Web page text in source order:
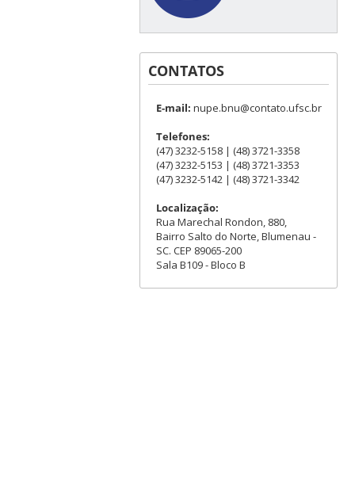
CONTATOS
E-mail: nupe.bnu@contato.ufsc.br
Telefones:
(47) 3232-5158 | (48) 3721-3358
(47) 3232-5153 | (48) 3721-3353
(47) 3232-5142 | (48) 3721-3342
Localização:
Rua Marechal Rondon, 880,
Bairro Salto do Norte, Blumenau -
SC. CEP 89065-200
Sala B109 - Bloco B